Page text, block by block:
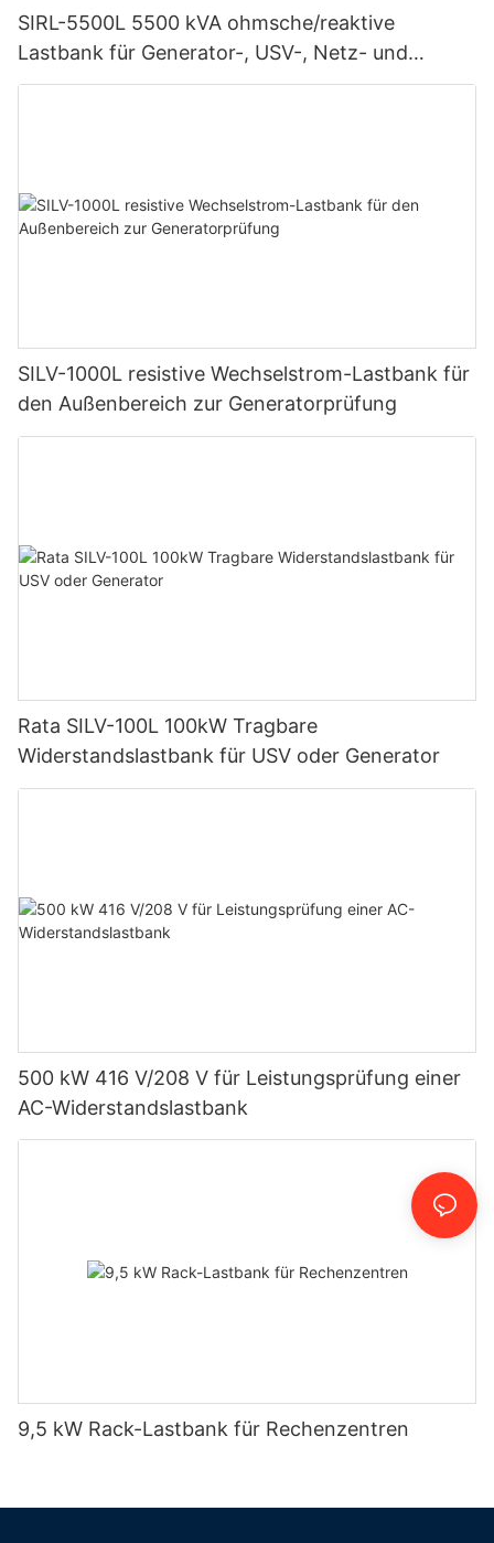
SIRL-5500L 5500 kVA ohmsche/reaktive
Lastbank für Generator-, USV-, Netz- und
erneuerbare Energieprüfungen
SILV-1000L resistive Wechselstrom-Lastbank für
den Außenbereich zur Generatorprüfung
Rata SILV-100L 100kW Tragbare
Widerstandslastbank für USV oder Generator
500 kW 416 V/208 V für Leistungsprüfung einer
AC-Widerstandslastbank
9,5 kW Rack-Lastbank für Rechenzentren